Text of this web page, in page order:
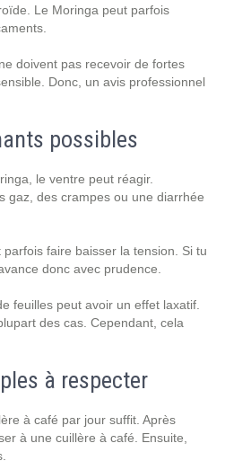
Le Moringa peut parfois
doivent pas recevoir de fortes
Donc, un avis professionnel
possibles
le ventre peut réagir.
gaz, des crampes ou une diarrhée
faire baisser la tension. Si tu
donc avec prudence.
feuilles peut avoir un effet laxatif.
des cas. Cependant, cela
à respecter
à café par jour suffit. Après
à une cuillère à café. Ensuite,